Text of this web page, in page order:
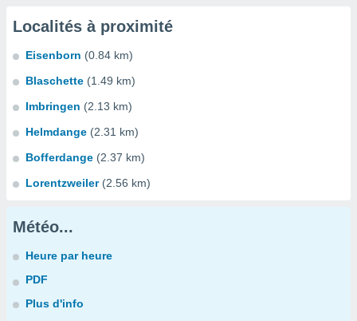
Localités à proximité
Eisenborn (0.84 km)
Blaschette (1.49 km)
Imbringen (2.13 km)
Helmdange (2.31 km)
Bofferdange (2.37 km)
Lorentzweiler (2.56 km)
Météo...
Heure par heure
PDF
Plus d'info